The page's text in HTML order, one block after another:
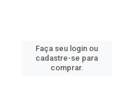
Faça seu login ou
cadastre-se para
comprar.